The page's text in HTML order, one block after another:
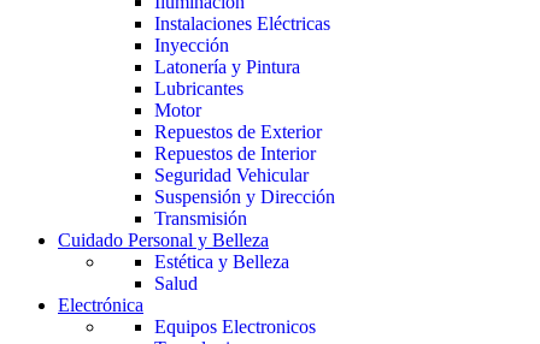
Instalaciones Eléctricas
Inyección
Latonería y Pintura
Lubricantes
Motor
Repuestos de Exterior
Repuestos de Interior
Seguridad Vehicular
Suspensión y Dirección
Transmisión
Cuidado Personal y Belleza
Estética y Belleza
Salud
Electrónica
Equipos Electronicos